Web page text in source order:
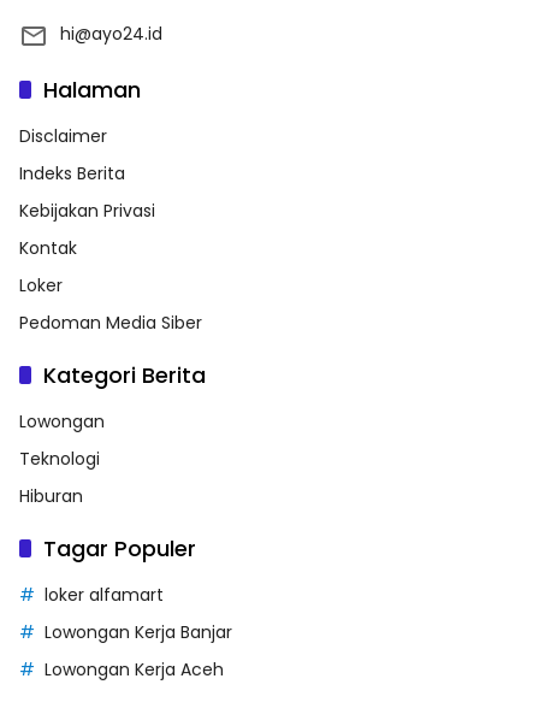
hi@ayo24.id
Halaman
Disclaimer
Indeks Berita
Kebijakan Privasi
Kontak
Loker
Pedoman Media Siber
Kategori Berita
Lowongan
Teknologi
Hiburan
Tagar Populer
loker alfamart
Lowongan Kerja Banjar
Lowongan Kerja Aceh